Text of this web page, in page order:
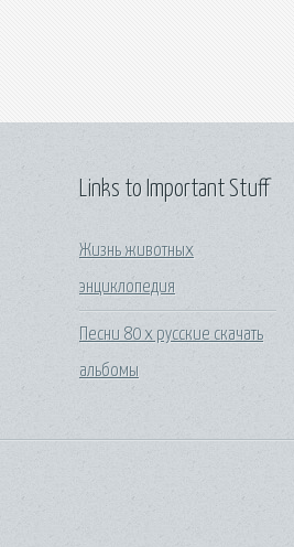
Links to Important Stuff
Жизнь животных
энциклопедия
Песни 80 х русские скачать
альбомы